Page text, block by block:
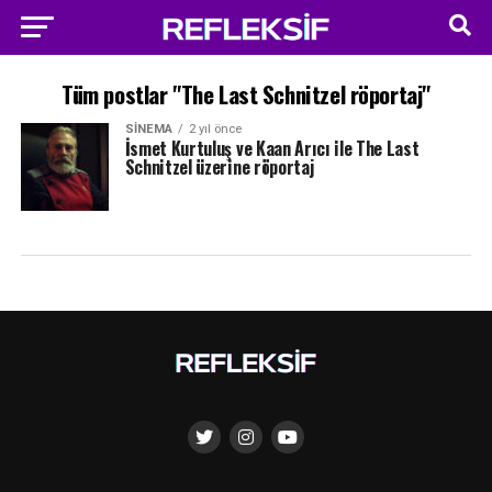
Tüm postlar "The Last Schnitzel röportaj"
SINEMA 2 yıl önce
İsmet Kurtuluş ve Kaan Arıcı ile The Last
Schnitzel üzerine röportaj